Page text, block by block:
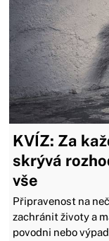
KVÍZ: Za
skrývá
vše
Připravenost na
zachránit životy a
povodni nebo